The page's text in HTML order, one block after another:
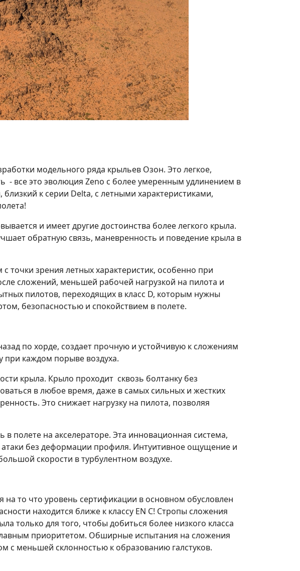
модельного ряда крыльев Озон. Это легкое,
все это эволюция Zeno с более умеренным удлинением в
к серии Delta, с летными характеристиками,
и имеет другие достоинства более легкого крыла.
обратную связь, маневренность и поведение крыла в
точки зрения летных характеристик, особенно при
сложений, меньшей рабочей нагрузкой на пилота и
пилотов, переходящих в класс D, которым нужны
безопасностью и спокойствием в полете.
по хорде, создает прочную и устойчивую к сложениям
при каждом порыве воздуха.
крыла. Крыло проходит сквозь болтанку без
в любое время, даже в самых сильных и жестких
Это снижает нагрузку на пилота, позволяя
полете на акселераторе. Эта инновационная система,
без деформации профиля. Интуитивное ощущение и
скорости в турбулентном воздухе.
на то что уровень сертификации в основном обусловлен
находится ближе к классу EN C! Стропы сложения
только для того, чтобы добиться более низкого класса
приоритетом. Обширные испытания на сложения
с меньшей склонностью к образованию галстуков.